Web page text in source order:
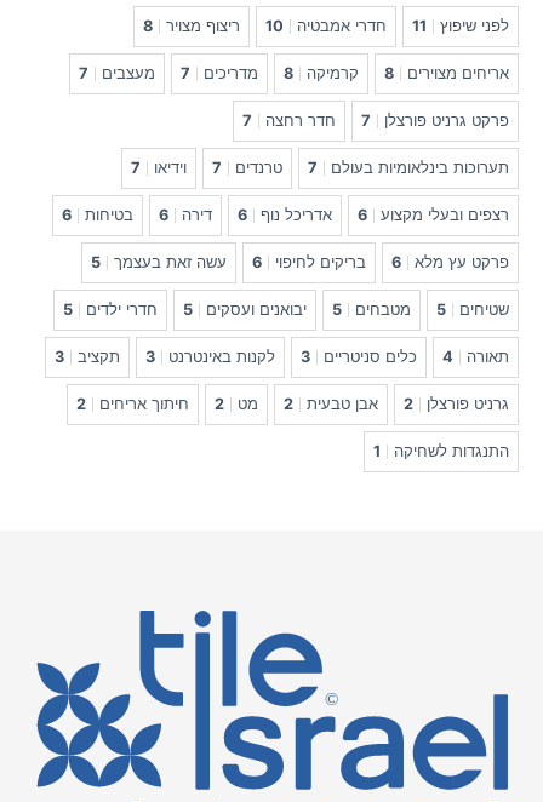
לפני שיפוץ 11 חדרי אמבטיה 10 ריצוף מצויר 8
אריחים מצוירים 8 קרמיקה 8 מדריכים 7 מעצבים 7
פרקט גרניט פורצלן 7 חדר רחצה 7
תערוכות בינלאומיות בעולם 7 טרנדים 7 וידיאו 7
רצפים ובעלי מקצוע 6 אדריכל נוף 6 דירה 6 בטיחות 6
פרקט עץ מלא 6 בריקים לחיפוי 6 עשה זאת בעצמך 5
שטיחים 5 מטבחים 5 יבואנים ועסקים 5 חדרי ילדים 5
תאורה 4 כלים סניטריים 3 לקנות באינטרנט 3 תקציב 3
גרניט פורצלן 2 אבן טבעית 2 מט 2 חיתוך אריחים 2
התנגדות לשחיקה 1